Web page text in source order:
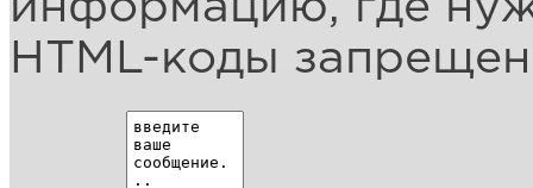
HTML-коды